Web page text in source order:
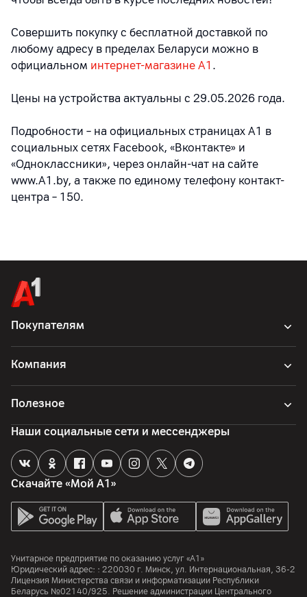
Совершить покупку с бесплатной доставкой по
любому адресу в пределах Беларуси можно в
официальном интернет-магазине А1 .
Цены на устройства актуальны с 29.05.2026 года.
Подробности – на официальных страницах A1 в
социальных сетях Facebook, «Вконтакте» и
«Одноклассники», через онлайн-чат на сайте
www.A1.by, а также по единому телефону контакт-
центра – 150.
Покупателям
Компания
Полезное
Скачайте «Мой А1»
Наши социальные сети и мессенджеры
Унитарное предприятие по оказанию услуг «А1»
Юридический адрес: : 220030 г. Минск, ул. Интернациональная, 36-2
Лицензия Министерства связи и информатизации Республики
Беларусь №02140/925. Решение администрации Центрального